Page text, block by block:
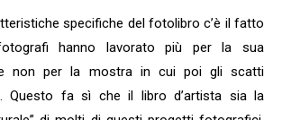
specifiche del fotolibro c’è il fatto
hanno lavorato più per la sua
non per la mostra in cui poi gli scatti
Questo fa sì che il libro d’artista sia la